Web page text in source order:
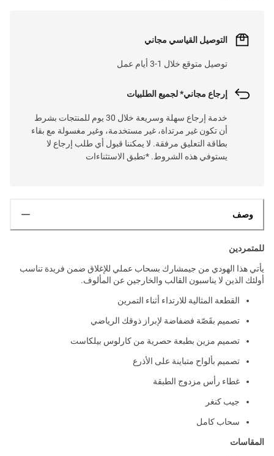
التوصيل القياسي مجاني
توصيل متوقع خلال 1-3 أيام عمل
إرجاع مجاني* لجميع الطلبيات
خدمة إرجاع سهلة وسريعة خلال 30 يوم للمنتجات بشرط
أن تكون غير مرتداة، غير مستخدمة، وغير مغسولة مع بقاء
بطاقة التعليق مرفقة. لا يمكننا قبول أي طلب إرجاع لا
يستوفي هذه الشروط. *تطبق الاستثناءات
وصف
للمتمردين
يأتي هذا الهودي من جيمشارك بسحاب عملي للإغلاق ضمن فريدة تناسب
أولئك الذين لا يناسبون القالب والخارجين عن المألوف.
القطعة المثالية للارتداء أثناء التمرين
تصميم بقَصّة فضفاضة لإبراز ذوقك الرياضي
تصميم مزين بطبعة حصرية من كارلوس بيلكاست
تصميم بألواح متباينة على الأذرع
غطاء رأس مزدوج الطبقة
جيب كنغر
سحاب كامل
المقاسات